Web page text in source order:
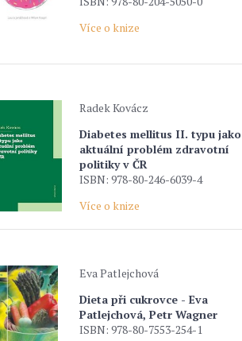
Více o knize
Radek Kovácz
Diabetes mellitus II. typu jako
aktuální problém zdravotní
politiky v ČR
ISBN: 978-80-246-6039-4
Více o knize
Eva Patlejchová
Dieta při cukrovce - Eva
Patlejchová, Petr Wagner
ISBN: 978-80-7553-254-1